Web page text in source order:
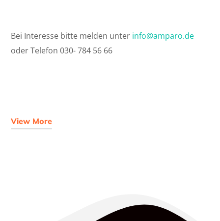
Bei Interesse bitte melden unter info@amparo.de
oder Telefon 030- 784 56 66
View More